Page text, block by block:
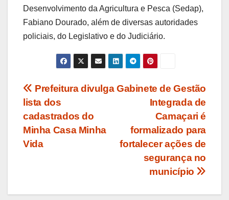
Desenvolvimento da Agricultura e Pesca (Sedap),
Fabiano Dourado, além de diversas autoridades
policiais, do Legislativo e do Judiciário.
Navegação
de
Post
Gabinete de Gestão
Integrada de
Camaçari é
formalizado para
fortalecer ações de
segurança no
município
Prefeitura divulga
lista dos
cadastrados do
Minha Casa Minha
Vida